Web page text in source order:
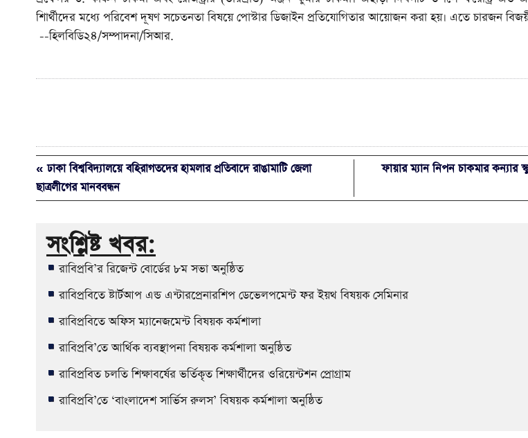
শিার্থীদের মধ্যে পরিবেশ দূষণ সচেতনতা বিষয়ে পোস্টার ডিজাইন প্রতিযোগিতার আয়োজন করা হয়। এতে চারজন
--হিলবিডি২৪/সম্পাদনা/সিআর.
« ঢাকা বিশ্ববিদ্যালয়ে বহিরাগতদের হামলার প্রতিবাদে রাঙামাটি জেলা
ছাত্রলীগের মানববন্ধন
ফায়ার ম্যান নিপন চাকমার কন্যার
সংশ্লিষ্ট খবর:
রাবিপ্রবি’র রিজেন্ট বোর্ডের ৮ম সভা অনুষ্ঠিত
রাবিপ্রবিতে ষ্টার্টআপ এন্ড এন্টারপ্রেনারশিপ ডেভেলপমেন্ট ফর ইয়থ বিষয়ক সেমিনার
রাবিপ্রবিতে অফিস ম্যানেজমেন্ট বিষয়ক কর্মশালা
রাবিপ্রবি’তে আর্থিক ব্যবস্থাপনা বিষয়ক কর্মশালা অনুষ্ঠিত
রাবিপ্রবিত চলতি শিক্ষাবর্ষের ভর্তিকৃত শিক্ষার্থীদের ওরিয়েন্টশন প্রোগ্রাম
রাবিপ্রবি’তে ‘বাংলাদেশ সার্ভিস রুলস’ বিষয়ক কর্মশালা অনুষ্ঠিত